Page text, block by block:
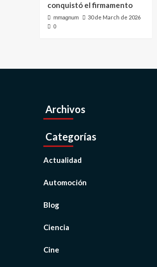
conquistó el firmamento
mmagnum 30 de March de 2026
0
Archivos
Categorías
Actualidad
Automoción
Blog
Ciencia
Cine